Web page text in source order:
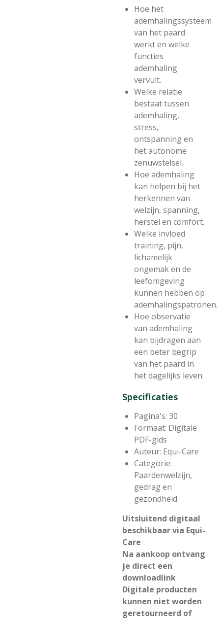
Hoe het
ademhalingssysteem
van het paard
werkt en welke
functies
ademhaling
vervult.
Welke relatie
bestaat tussen
ademhaling,
stress,
ontspanning en
het autonome
zenuwstelsel.
Hoe ademhaling
kan helpen bij het
herkennen van
welzijn, spanning,
herstel en comfort.
Welke invloed
training, pijn,
lichamelijk
ongemak en de
leefomgeving
kunnen hebben op
ademhalingspatronen.
Hoe observatie
van ademhaling
kan bijdragen aan
een beter begrip
van het paard in
het dagelijks leven.
Specificaties
Pagina's: 30
Formaat: Digitale
PDF-gids
Auteur: Equi-Care
Categorie:
Paardenwelzijn,
gedrag en
gezondheid
Uitsluitend digitaal
beschikbaar via Equi-
Care
Na aankoop ontvang
je direct een
downloadlink
Digitale producten
kunnen niet worden
geretourneerd of